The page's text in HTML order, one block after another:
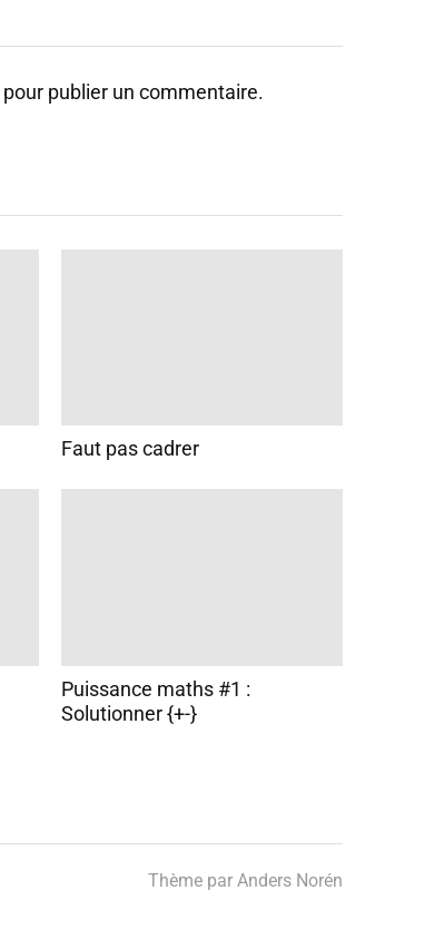
pour publier un commentaire.
Faut pas cadrer
Puissance maths #1 :
Solutionner {+-}
Thème par Anders Norén